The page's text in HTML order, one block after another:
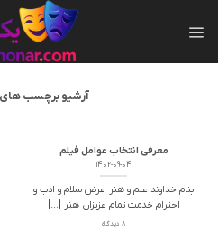
آرشیو برچسب
معرفی انتخاب عوامل فیلم
1402-09-04
بنام خداوند علم و هنر عرض سلام و ادب و
احترام خدمت تمام عزیزان هنر [...]
8 دیدگاه